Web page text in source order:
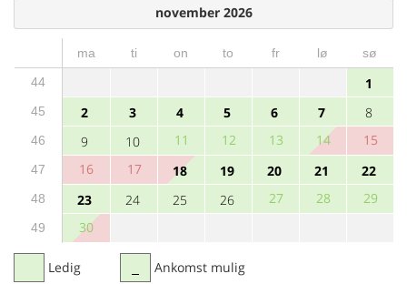
november 2026
ma ti on to fr lø
sø
44
1
45 2 3 4 5 6 7 8
46 9 10 11 12 13 14 15
47 16 17 18 19 20 21 22
48 23 24 25 26 27 28 29
49 30
Ledig
Ankomst mulig